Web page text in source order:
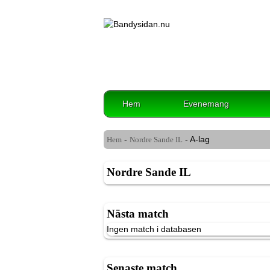
Hem Evenemang
Hem - Nordre Sande IL - A-lag
Nordre Sande IL
Nästa match
Ingen match i databasen